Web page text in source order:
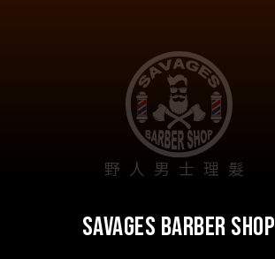
野人男士理髮
savages barber shop